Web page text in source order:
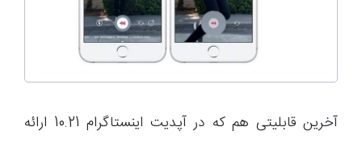
آخرین قابلیتی هم که در آپدیت اینستاگرام 10.21 ارائه